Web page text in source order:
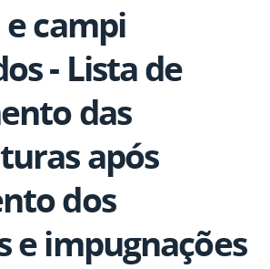
campi
- Lista de
das
após
dos
e impugnações